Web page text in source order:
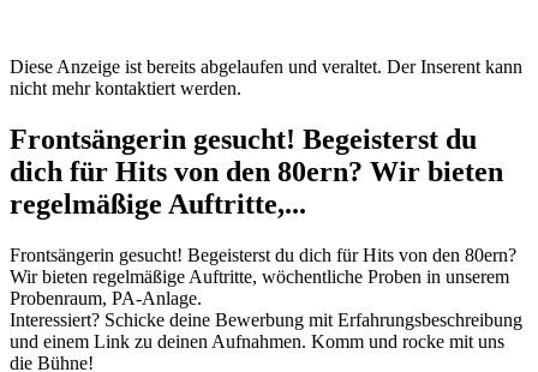
Diese Anzeige ist bereits abgelaufen und veraltet. Der Inserent kann
nicht mehr kontaktiert werden.
Frontsängerin gesucht! Begeisterst du
dich für Hits von den 80ern? Wir bieten
regelmäßige Auftritte,...
Frontsängerin gesucht! Begeisterst du dich für Hits von den 80ern?
Wir bieten regelmäßige Auftritte, wöchentliche Proben in unserem
Probenraum, PA-Anlage.
Interessiert? Schicke deine Bewerbung mit Erfahrungsbeschreibung
und einem Link zu deinen Aufnahmen. Komm und rocke mit uns
die Bühne!